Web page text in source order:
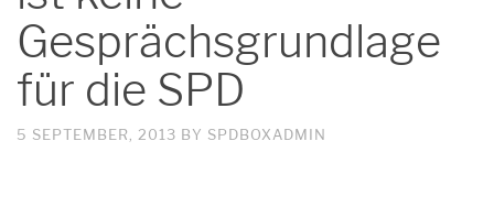
Gesprächsgrundlage
für die SPD
5 SEPTEMBER, 2013 BY SPDBOXADMIN